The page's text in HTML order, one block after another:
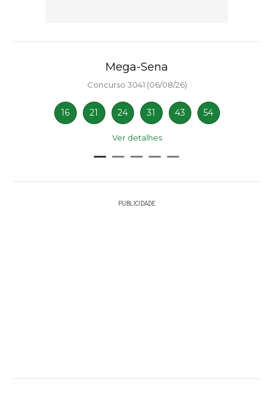
Mega-Sena
Concurso 3041 (06/08/26)
16 21 24 31 43 54
Ver detalhes
PUBLICIDADE